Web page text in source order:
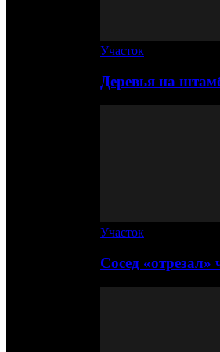
Участок
Деревья на
Участок
Сосед